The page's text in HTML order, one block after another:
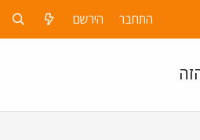
התחבר הירשם